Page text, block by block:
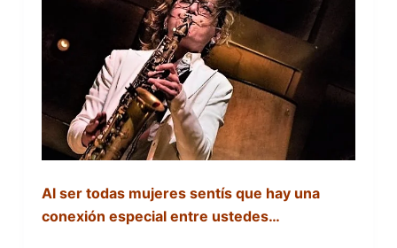
Al ser todas mujeres sentís que hay una
conexión especial entre ustedes…